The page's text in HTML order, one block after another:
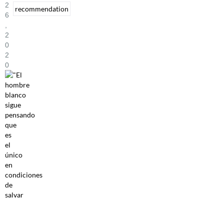
2
6
,
2
0
2
0
recommendation